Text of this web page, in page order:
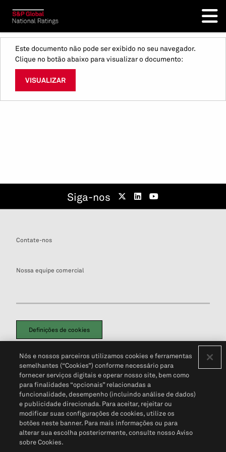
Este documento não pode ser exibido no seu navegador.
Clique no botão abaixo para visualizar o documento:
VISUALIZAR
Siga-nos
Contate-nos
Nossa equipe comercial
Definições de cookies
Política de PrivacidadePortal de privacidade do cliente (em inglês)
Não Venda Minhas Informações Pessoais© 2026 S&P Global
Nós e nossos parceiros utilizamos cookies e ferramentas
semelhantes (“Cookies”) conforme necessário para
fornecer serviços digitais e operar nosso site, bem como
para finalidades “opcionais” relacionadas a
funcionalidade, desempenho (incluindo análise de dados)
e publicidade direcionada. Para aceitar, rejeitar ou
modificar suas configurações de cookies, utilize os
botões neste banner. Para mais informações ou para
alterar sua escolha posteriormente, consulte nosso Aviso
sobre Cookies.